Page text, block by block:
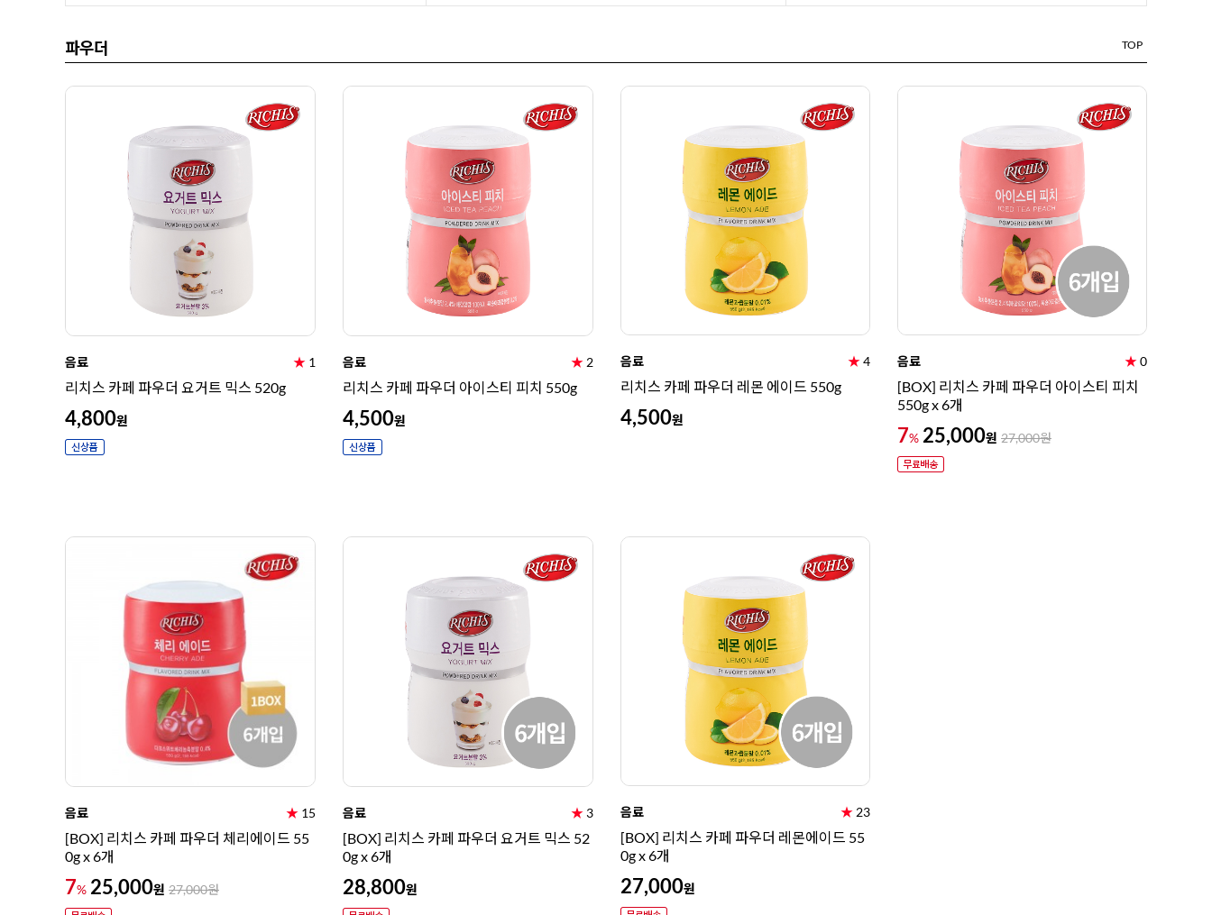
파우더 TOP
음료 ★ 1
리치스 카페 파우더 요거트 믹스 520g
4,800원
음료 ★ 2
리치스 카페 파우더 아이스티 피치 550g
4,500원
음료 ★4
리치스 카페 파우더 레몬 에이드 550g
4,500원
음료 ★0
[BOX] 리치스 카페 파우더 아이스티 피치
550g x 6개
7% 25,000원 27,000원
음료 ★ 15
[BOX] 리치스 카페 파우더 체리에이드 55
0g x 6개
7% 25,000원 27,000원
음료 ★ 3
[BOX] 리치스 카페 파우더 요거트 믹스 52
0g x 6개
28,800원
음료 ★ 23
[BOX] 리치스 카페 파우더 레몬에이드 55
0g x 6개
27,000원